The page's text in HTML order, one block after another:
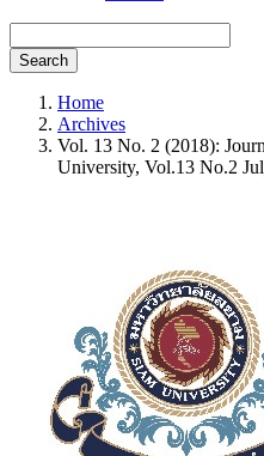
Search
Home
Archives
Vol. 13 No. 2 (2018):
University, Vol.13 No.2